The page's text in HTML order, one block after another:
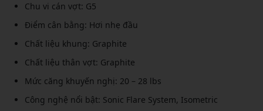
Chu vi cán vợt: G5
Điểm cân bằng: Hơi nhẹ đầu
Chất liệu khung: Graphite
Chất liệu thân vợt: Graphite
Mức căng khuyến nghị: 20 – 28 lbs
Công nghệ nổi bật: Sonic Flare System, Isometric